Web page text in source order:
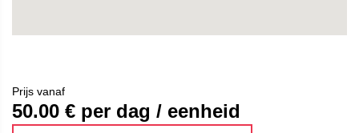
Prijs vanaf
50.00 € per dag / eenheid